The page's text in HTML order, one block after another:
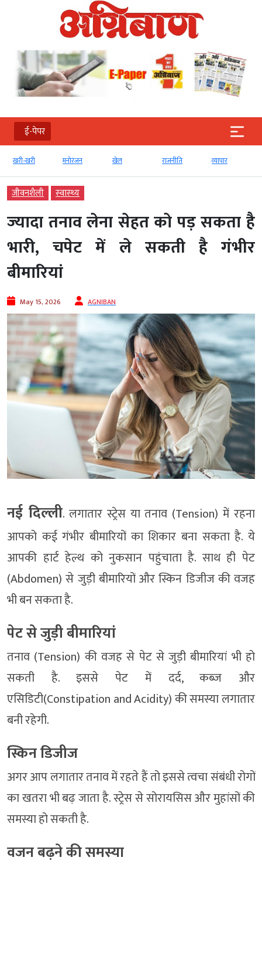
ई-पेपर
खरी-खरी मनोरंजन खेल राजनीति व्‍यापार
जीवनशैली स्‍वास्‍थ्‍य
ज्‍यादा तनाव लेना सेहत को पड़ सकता है
भारी, चपेट में ले सकती है गंभीर
बीमारियां
May 15, 2026 AGNIBAN
नई दिल्ली. लगातार स्ट्रेस या तनाव (Tension) में रहना
आपको कई गंभीर बीमारियों का शिकार बना सकता है. ये
आपकी हार्ट हेल्थ को नुकसान पहुंचाता है. साथ ही पेट
(Abdomen) से जुड़ी बीमारियों और स्किन डिजीज की वजह
भी बन सकता है.
पेट से जुड़ी बीमारियां
तनाव (Tension) की वजह से पेट से जुड़ी बीमारियां भी हो
सकती है. इससे पेट में दर्द, कब्ज और
एसिडिटी(Constipation and Acidity) की समस्या लगातार
बनी रहेगी.
स्किन डिजीज
अगर आप लगातार तनाव में रहते हैं तो इससे त्वचा संबंधी रोगों
का खतरा भी बढ़ जाता है. स्ट्रेस से सोरायसिस और मुहांसों की
समस्या हो सकती है.
वजन बढ़ने की समस्या